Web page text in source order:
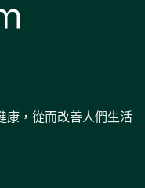
康，從而改善人們生活